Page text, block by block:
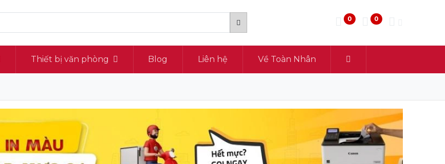
0 0
Thiết bị văn phòng Blog Liên hệ Về Toàn Nhân